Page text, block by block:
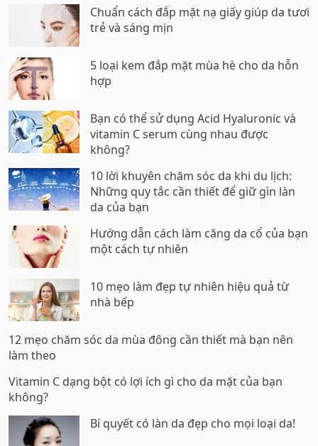
Chuẩn cách đắp mặt nạ giấy giúp da tươi
trẻ và sáng mịn
5 loại kem đắp mặt mùa hè cho da hỗn
hợp
Bạn có thể sử dụng Acid Hyaluronic và
vitamin C serum cùng nhau được
không?
10 lời khuyên chăm sóc da khi du lịch:
Những quy tắc cần thiết để giữ gìn làn
da của bạn
Hướng dẫn cách làm căng da cổ của bạn
một cách tự nhiên
10 mẹo làm đẹp tự nhiên hiệu quả từ
nhà bếp
12 mẹo chăm sóc da mùa đông cần thiết mà bạn nên
làm theo
Vitamin C dạng bột có lợi ích gì cho da mặt của bạn
không?
Bí quyết có làn da đẹp cho mọi loại da!